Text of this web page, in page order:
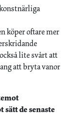
köper oftare mer
lite svårt att
att bryta vanor
de senaste